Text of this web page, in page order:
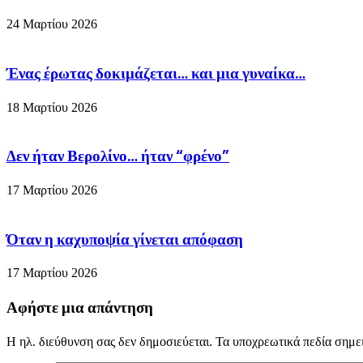
24 Μαρτίου 2026
Ένας έρωτας δοκιμάζεται… και μια γυναίκα…
18 Μαρτίου 2026
Δεν ήταν Βερολίνο… ήταν “φρένο”
17 Μαρτίου 2026
Όταν η καχυποψία γίνεται απόφαση
17 Μαρτίου 2026
Αφήστε μια απάντηση
Η ηλ. διεύθυνση σας δεν δημοσιεύεται. Τα υποχρεωτικά πεδία